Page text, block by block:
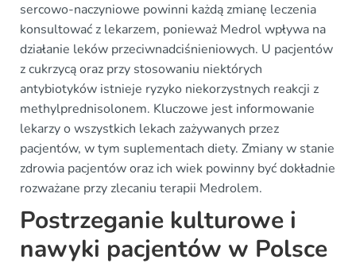
sercowo-naczyniowe powinni każdą zmianę leczenia
konsultować z lekarzem, ponieważ Medrol wpływa na
działanie leków przeciwnadciśnieniowych. U pacjentów
z cukrzycą oraz przy stosowaniu niektórych
antybiotyków istnieje ryzyko niekorzystnych reakcji z
methylprednisolonem. Kluczowe jest informowanie
lekarzy o wszystkich lekach zażywanych przez
pacjentów, w tym suplementach diety. Zmiany w stanie
zdrowia pacjentów oraz ich wiek powinny być dokładnie
rozważane przy zlecaniu terapii Medrolem.
Postrzeganie kulturowe i
nawyki pacjentów w Polsce